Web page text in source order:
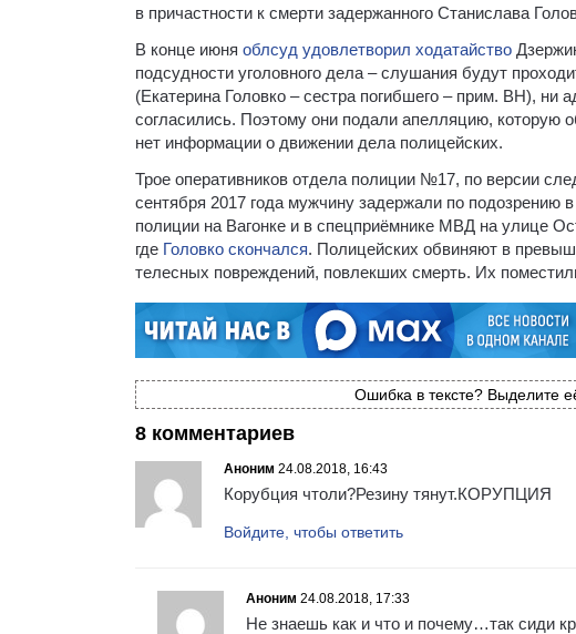
в причастности к смерти задержанного Станислава
В конце июня облсуд удовлетворил ходатайство
подсудности уголовного дела – слушания будут
(Екатерина Головко – сестра погибшего – прим. ВН),
согласились. Поэтому они подали апелляцию, которую
нет информации о движении дела полицейских.
Трое оперативников отдела полиции №17, по версии
сентября 2017 года мужчину задержали по подозрению
полиции на Вагонке и в спецприёмнике МВД на улице
где Головко скончался. Полицейских обвиняют в
телесных повреждений, повлекших смерть. Их
Ошибка в тексте? Выделите
8 комментариев
Аноним 24.08.2018, 16:43
Корубция чтоли?Резину тянут.КОРУПЦИЯ
Войдите, чтобы ответить
Аноним 24.08.2018, 17:33
Не знаешь как и что и почему…так сиди